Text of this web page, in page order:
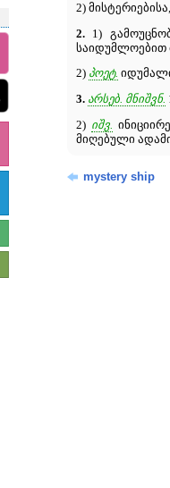
2)
2.1)
საიდუმლოებით
2) პოეტ.
3. არსებ. მნიშვნ.
2) იშვ.
მიღებული
mystery ship